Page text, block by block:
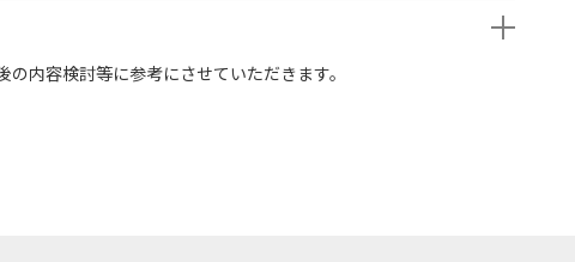
内容検討等に参考にさせていただきます。